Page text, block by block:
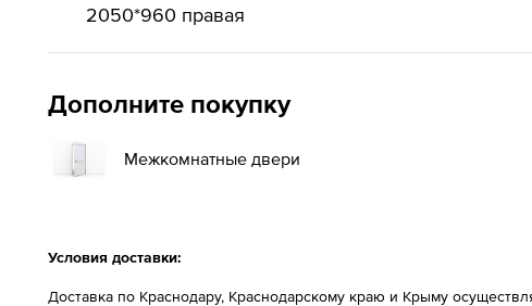
2050*960 правая
Дополните покупку
Межкомнатные двери
Условия доставки:
Доставка по Краснодару, Краснодарскому краю и Крыму